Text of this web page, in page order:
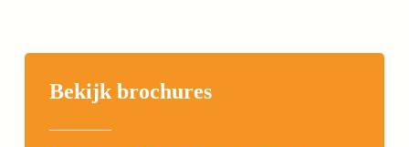
Bekijk brochures